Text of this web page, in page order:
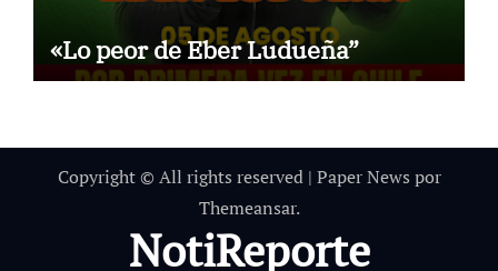
«Lo peor de Eber Ludueña”
Copyright © All rights reserved | Paper News por
Themeansar.
NotiReporte